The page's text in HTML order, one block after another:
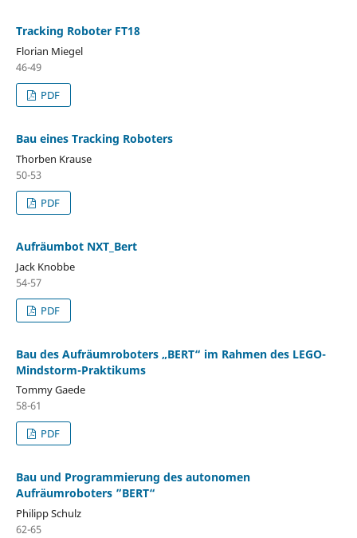
Tracking Roboter FT18
Florian Miegel
46-49
PDF
Bau eines Tracking Roboters
Thorben Krause
50-53
PDF
Aufräumbot NXT_Bert
Jack Knobbe
54-57
PDF
Bau des Aufräumroboters „BERT“ im Rahmen des LEGO-
Mindstorm-Praktikums
Tommy Gaede
58-61
PDF
Bau und Programmierung des autonomen
Aufr¨aumroboters ”BERT“
Philipp Schulz
62-65